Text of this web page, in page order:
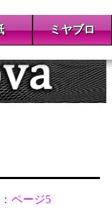
ミヤブロ
ページ5